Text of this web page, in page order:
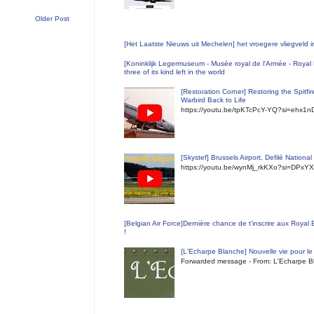
Older Post
[Het Laatste Nieuws uit Mechelen] het vroegere vliegveld
[Koninklijk Legermuseum - Musée royal de l'Armée -
three of its kind left in the world
[Restoration Corner] Restoring the
Warbird Back to Life
https://youtu.be/tpKTcPcY-
[Skystef] Brussels Airport, Defilé
https://youtu.be/
[Belgian Air Force]Dernière chance de t'inscrire aux Royal
!
[L'Echarpe Blanche] Nouvelle vie pour
Forwarded message - From: L'Echarpe